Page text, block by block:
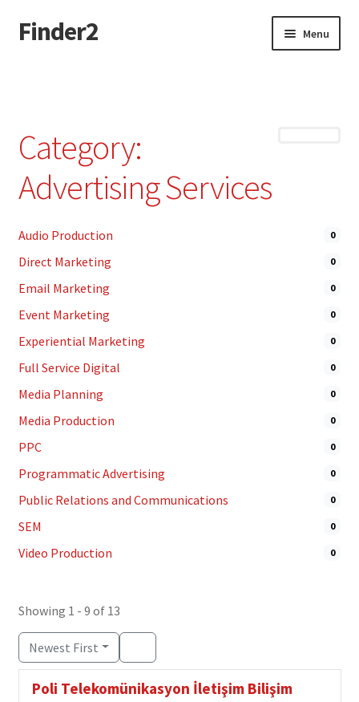
Skip
to
Skip
to
Finder2 Menu
Login or Register
Privacy Policy
Category:
Advertising Services
Audio Production 0
Direct Marketing 0
Email Marketing 0
Event Marketing 0
Experiential Marketing 0
Full Service Digital 0
Media Planning 0
Media Production 0
PPC 0
Programmatic Advertising 0
Public Relations and Communications 0
SEM 0
Video Production 0
Showing 1 - 9 of 13
Newest First
Poli Telekomünikasyon İletişim Bilişim